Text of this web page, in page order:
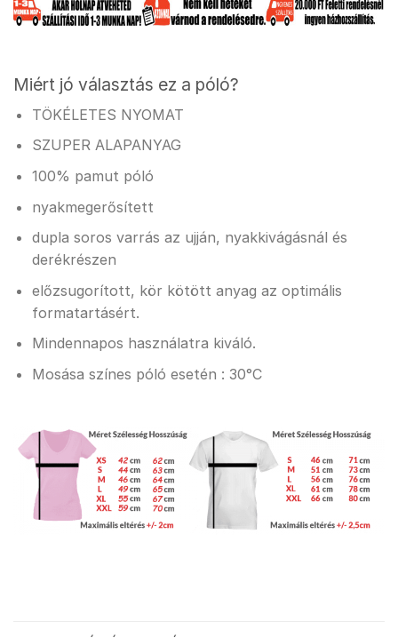
Miért jó választás ez a póló?
TÖKÉLETES NYOMAT
SZUPER ALAPANYAG
100% pamut póló
nyakmegerősített
dupla soros varrás az ujján, nyakkivágásnál és
derékrészen
előzsugorított, kör kötött anyag az optimális
formatartásért.
Mindennapos használatra kiváló.
Mosása színes póló esetén : 30°C